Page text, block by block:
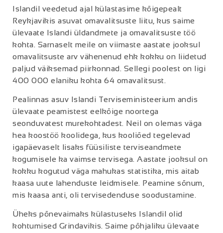
Islandil veedetud ajal külastasime kõigepealt
Reykjavikis asuvat omavalitsuste liitu, kus saime
ülevaate Islandi üldandmete ja omavalitsuste töö
kohta. Sarnaselt meile on viimaste aastate jooksul
omavalitsuste arv vähenenud ehk kokku on liidetud
paljud väiksemad piirkonnad. Sellegi poolest on ligi
400 000 elaniku kohta 64 omavalitsust.
Pealinnas asuv Islandi Terviseministeerium andis
ülevaate peamistest eelkõige noortega
seonduvatest murekohtadest. Neil on olemas väga
hea koostöö koolidega, kus kooliõed tegelevad
igapäevaselt lisaks füüsiliste terviseandmete
kogumisele ka vaimse tervisega. Aastate jooksul on
kokku kogutud väga mahukas statistika, mis aitab
kaasa uute lahenduste leidmisele. Peamine sõnum,
mis kaasa anti, oli tervisedenduse soodustamine.
Üheks põnevaimaks külastuseks Islandil olid
kohtumised Grindavikis. Saime põhjaliku ülevaate